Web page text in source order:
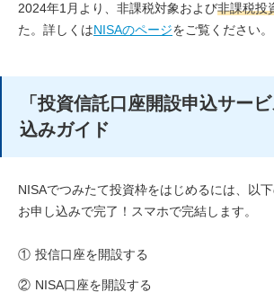
2024年1月より、非課税対象および非課税投
た。詳しくはNISAのページをご覧ください。
「投資信託口座開設申込サー
込みガイド
NISAでつみたて投資枠をはじめるには、以
お申し込みで完了！スマホで完結します。
① 投信口座を開設する
② NISA口座を開設する